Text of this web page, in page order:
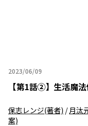
2023/06/09
2023年06月09日
【第1話②】 生活魔
保志レンジ(著者) /月汰
案)